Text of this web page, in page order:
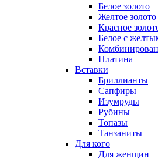
Белое золото
Желтое золото
Красное
Белое с
Платина
Вставки
Бриллианты
Сапфиры
Изумруды
Рубины
Топазы
Танзаниты
Для кого
Для женщин